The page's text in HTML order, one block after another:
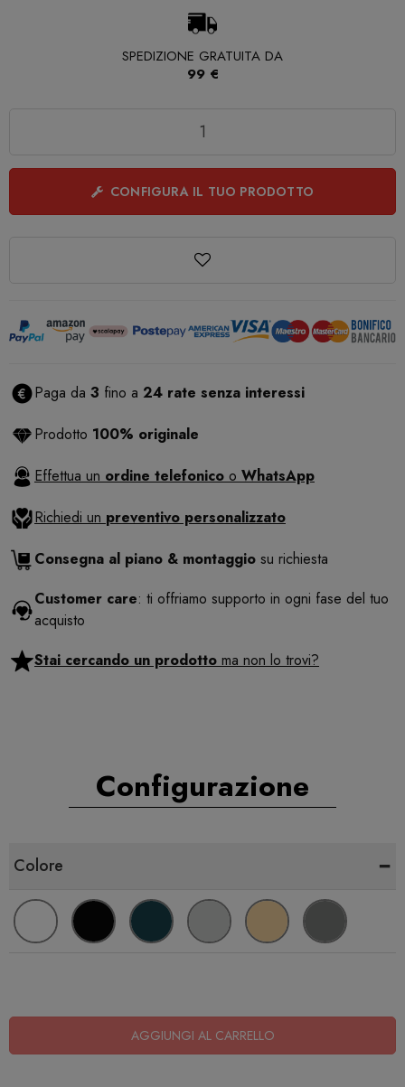
SPEDIZIONE GRATUITA DA
99 €
CONFIGURA IL TUO PRODOTTO
Paga da 3 fino a 24 rate senza interessi
Prodotto 100% originale
Effettua un ordine telefonico o WhatsApp
Richiedi un preventivo personalizzato
Consegna al piano & montaggio su richiesta
Customer care: ti offriamo supporto in ogni fase del tuo
acquisto
Stai cercando un prodotto ma non lo trovi?
Configurazione
Colore -
AGGIUNGI AL CARRELLO